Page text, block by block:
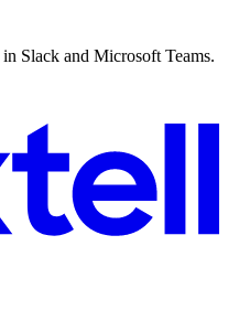
Slack and Microsoft Teams.